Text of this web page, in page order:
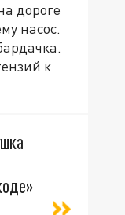
дороге
насос.
к